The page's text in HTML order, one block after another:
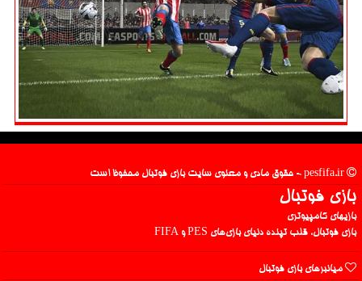
بازی فوتبال
بازیهای کامپیوتری
بازی فوتبال، قلب تپنده دنیای بازی‌های PES و FIFA
میانبرهای بازی فوتبال